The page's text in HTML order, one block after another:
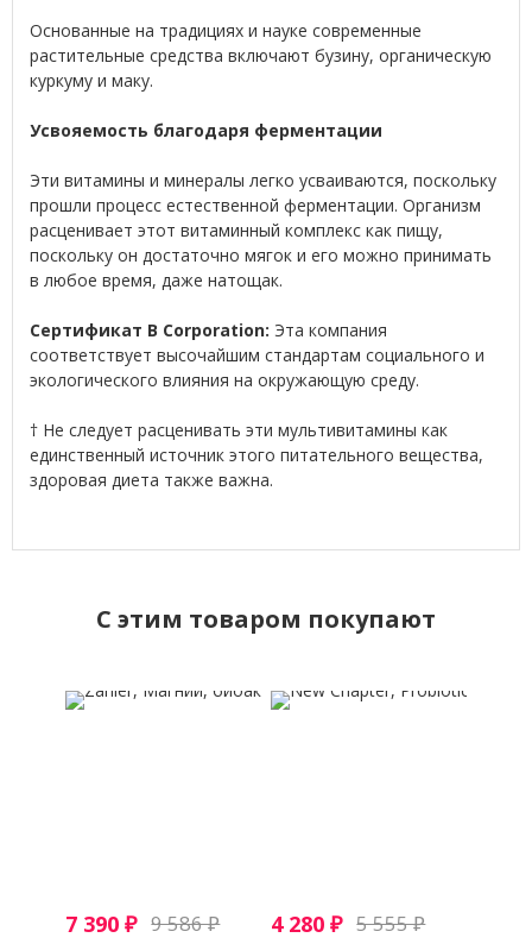
Основанные на традициях и науке современные
растительные средства включают бузину, органическую
куркуму и маку.
Усвояемость благодаря ферментации
Эти витамины и минералы легко усваиваются, поскольку
прошли процесс естественной ферментации. Организм
расценивает этот витаминный комплекс как пищу,
поскольку он достаточно мягок и его можно принимать
в любое время, даже натощак.
Сертификат B Corporation: Эта компания
соответствует высочайшим стандартам социального и
экологического влияния на окружающую среду.
† Не следует расценивать эти мультивитамины как
единственный источник этого питательного вещества,
здоровая диета также важна.
C этим товаром покупают
7 390₽ 9 586₽ 4 280₽ 5 555₽